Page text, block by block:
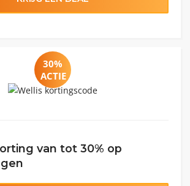
30%
ACTIE
van tot 30% op